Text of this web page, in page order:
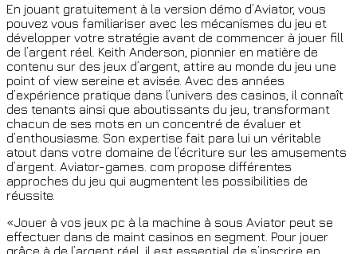
En jouant gratuitement à la version démo d’Aviator, vous
pouvez vous familiariser avec les mécanismes du jeu et
développer votre stratégie avant de commencer à jouer fill
de l’argent réel. Keith Anderson, pionnier en matière de
contenu sur des jeux d’argent, attire au monde du jeu une
point of view sereine et avisée. Avec des années
d’expérience pratique dans l’univers des casinos, il connaît
des tenants ainsi que aboutissants du jeu, transformant
chacun de ses mots en un concentré de évaluer et
d’enthousiasme. Son expertise fait para lui un véritable
atout dans votre domaine de l’écriture sur les amusements
d’argent. Aviator-games. com propose différentes
approches du jeu qui augmentent les possibilities de
réussite.
«Jouer à vos jeux pc à la machine à sous Aviator peut se
effectuer dans de maint casinos en segment. Pour jouer
grâce à de l’argent réel, il est essential de s’inscrire en